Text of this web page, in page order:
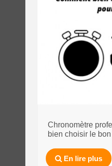
Chronomètre
bien choisir le
En lire plus